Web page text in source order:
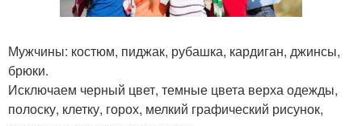
Мужчины: костюм, пиджак, рубашка, кардиган, джинсы,
брюки.
Исключаем черный цвет, темные цвета верха одежды,
полоску, клетку, горох, мелкий графический рисунок,